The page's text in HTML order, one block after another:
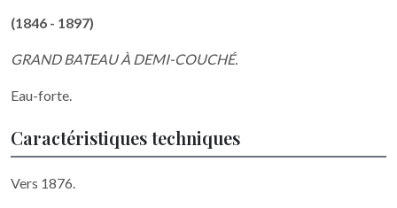
(1846 - 1897)
GRAND BATEAU À DEMI-COUCHÉ.
Eau-forte.
Caractéristiques techniques
Vers 1876.